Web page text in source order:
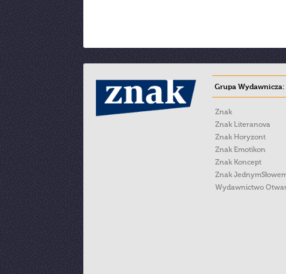
Grupa Wydawnicza:
Znak
Znak Literanova
Znak Horyzont
Znak Emotikon
Znak Koncept
Znak
Wydawnictwo